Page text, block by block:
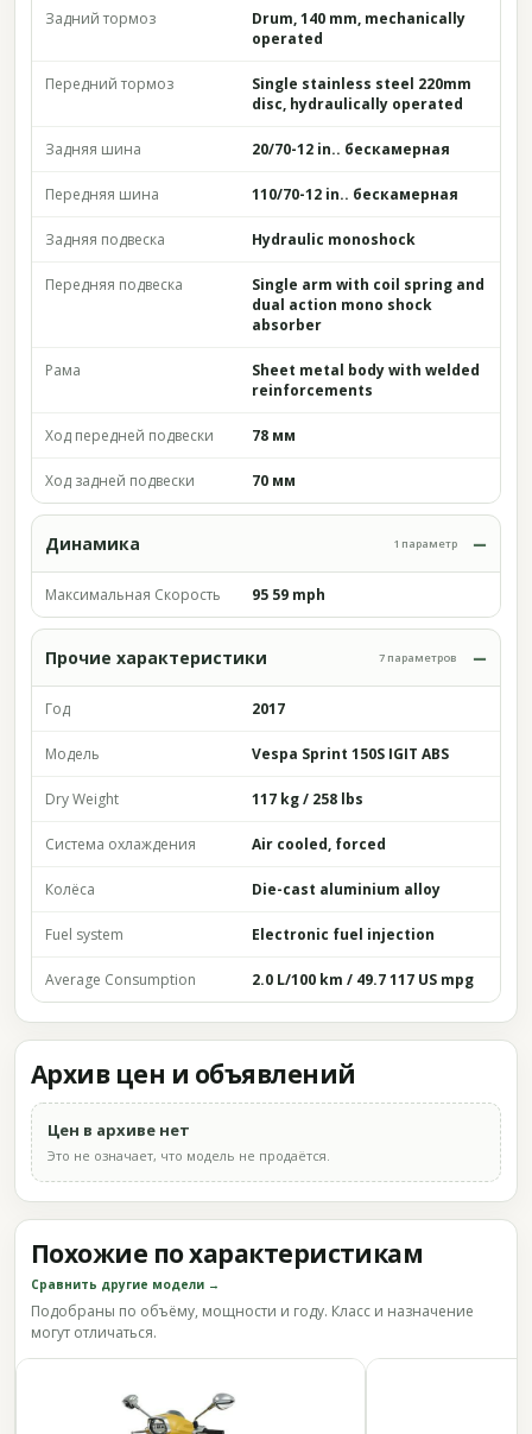
Задний тормоз
Drum, 140 mm, mechanically
operated
Передний тормоз
Single stainless steel 220mm
disc, hydraulically operated
Задняя шина 20/70-12 in.. бескамерная
Передняя шина 110/70-12 in.. бескамерная
Задняя подвеска Hydraulic monoshock
Передняя подвеска
Single arm with coil spring and
dual action mono shock
absorber
Рама
Sheet metal body with welded
reinforcements
Ход передней подвески 78 мм
Ход задней подвески 70 мм
Динамика 1 параметр
Максимальная Скорость 95 59 mph
Прочие характеристики 7 параметров
Год 2017
Модель Vespa Sprint 150S IGIT ABS
Dry Weight 117 kg / 258 lbs
Система охлаждения Air cooled, forced
Колёса Die-cast aluminium alloy
Fuel system Electronic fuel injection
Average Consumption 2.0 L/100 km / 49.7 117 US mpg
Архив цен и объявлений
Цен в архиве нет
Это не означает, что модель не продаётся.
Похожие по характеристикам
Сравнить другие модели →
Подобраны по объёму, мощности и году. Класс и назначение
могут отличаться.